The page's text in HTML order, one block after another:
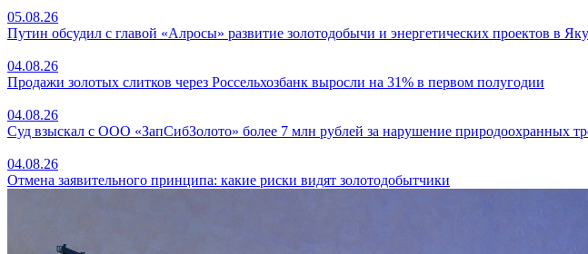
05.08.26
Путин обсудил с главой «Алросы» развитие золотодобычи и энергетических проектов в
04.08.26
Продажи золотых слитков через Россельхозбанк выросли на 31% в первом полугодии
04.08.26
Суд взыскал с ООО «ЗапСибЗолото» более 7 млн рублей за нарушение природоохранных
04.08.26
Отмена заявительного принципа: какие риски видят золотодобытчики